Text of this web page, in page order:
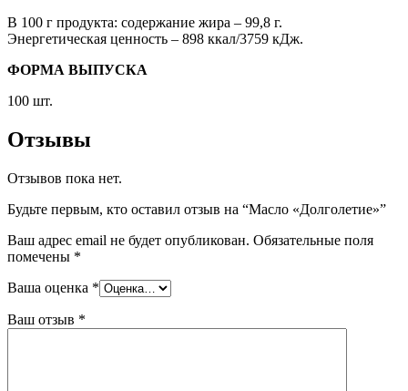
В 100 г продукта: содержание жира – 99,8 г.
Энергетическая ценность – 898 ккал/3759 кДж.
ФОРМА ВЫПУСКА
100 шт.
Отзывы
Отзывов пока нет.
Будьте первым, кто оставил отзыв на “Масло «Долголетие»”
Ваш адрес email не будет опубликован. Обязательные поля
помечены *
Ваша оценка *
Ваш отзыв *